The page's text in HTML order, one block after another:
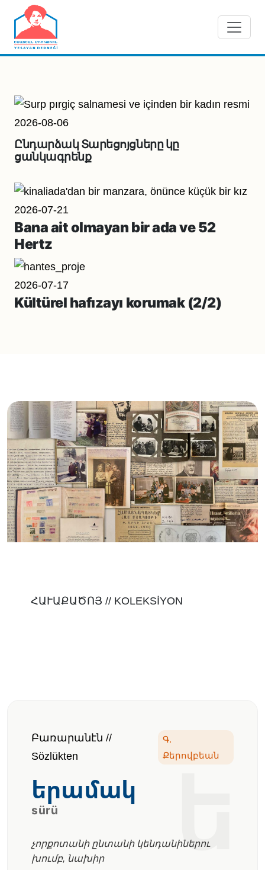
Skip to main content
2026-08-06
Ընդարձակ Տարեցոյցները կը
ցանկագրենք
2026-07-21
Bana ait olmayan bir ada ve 52
Hertz
2026-07-17
Kültürel hafızayı korumak (2/2)
ՀԱՒԱՔԱԾՈՅ // KOLEKSİYON
Բառարանէն //
Sözlükten
Գ.
Քերովբեան
ե
երամակ
sürü
չորքոտանի ընտանի կենդանիներու
խումբ, նախիր